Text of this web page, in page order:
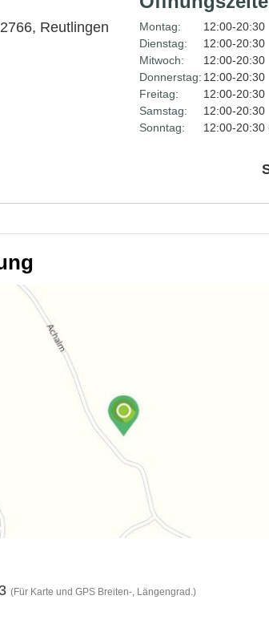
Reutlingen Montag:
12:00-20:30
Dienstag:
12:00-20:30
Mitwoch:
12:00-20:30
Donnerstag: 12:00-20:30
Freitag:
12:00-20:30
Samstag:
12:00-20:30
Sonntag:
12:00-20:30
(Für Karte und GPS Breiten-, Längengrad.)